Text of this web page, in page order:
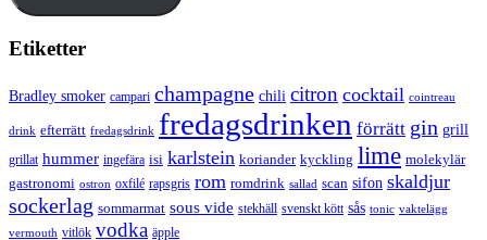
Etiketter
Bradley smoker campari champagne chili citron cocktail cointreau
drink efterrätt fredagsdrink fredagsdrinken förrätt gin grill
grillat hummer ingefära isi karlstein koriander kyckling lime molekylär
gastronomi ostron oxfilé rapsgris rom romdrink sallad scan sifon skaldjur
sockerlag sommarmat sous vide stekhäll svenskt kött sås tonic vaktelägg
vermouth vitlök vodka äpple